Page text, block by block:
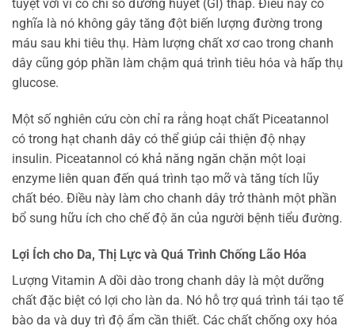
tuyệt vời vì có chỉ số đường huyết (GI) thấp. Điều này có
nghĩa là nó không gây tăng đột biến lượng đường trong
máu sau khi tiêu thụ. Hàm lượng chất xơ cao trong chanh
dây cũng góp phần làm chậm quá trình tiêu hóa và hấp thụ
glucose.
Một số nghiên cứu còn chỉ ra rằng hoạt chất Piceatannol
có trong hạt chanh dây có thể giúp cải thiện độ nhạy
insulin. Piceatannol có khả năng ngăn chặn một loại
enzyme liên quan đến quá trình tạo mỡ và tăng tích lũy
chất béo. Điều này làm cho chanh dây trở thành một phần
bổ sung hữu ích cho chế độ ăn của người bệnh tiểu đường.
Lợi Ích cho Da, Thị Lực và Quá Trình Chống Lão Hóa
Lượng Vitamin A dồi dào trong chanh dây là một dưỡng
chất đặc biệt có lợi cho làn da. Nó hỗ trợ quá trình tái tạo tế
bào da và duy trì độ ẩm cần thiết. Các chất chống oxy hóa